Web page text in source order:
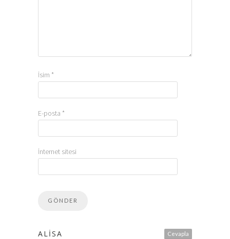
İsim *
E-posta *
İnternet sitesi
Cevapla
ALISA